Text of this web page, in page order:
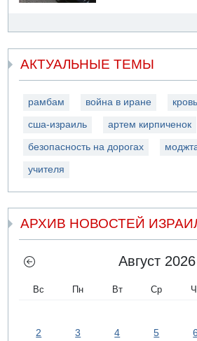
АКТУАЛЬНЫЕ ТЕМЫ
рамбам война в иране кровь
сша-израиль артем кирпиченок
безопасность на дорогах
учителя
АРХИВ НОВОСТЕЙ
Август 2026
Вс Пн Вт Ср
2
3 4 5 6